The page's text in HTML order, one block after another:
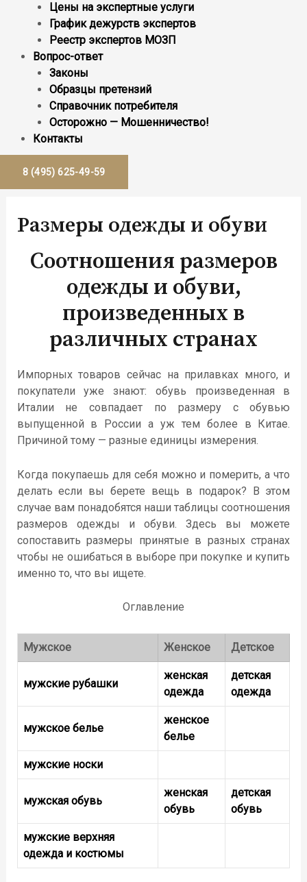
Цены на экспертные услуги
График дежурств экспертов
Реестр экcпертов МОЗП
Вопрос-ответ
Законы
Образцы претензий
Справочник потребителя
Осторожно — Мошенничество!
Контакты
8 (495) 625-49-59
Размеры одежды и обуви
Соотношения размеров
одежды и обуви,
произведенных в
различных странах
Импорных товаров сейчас на прилавках много, и
покупатели уже знают: обувь произведенная в
Италии не совпадает по размеру с обувью
выпущенной в России а уж тем более в Китае.
Причиной тому — разные единицы измерения.
Когда покупаешь для себя можно и померить, а что
делать если вы берете вещь в подарок? В этом
случае вам понадобятся наши таблицы соотношения
размеров одежды и обуви. Здесь вы можете
сопоставить размеры принятые в разных странах
чтобы не ошибаться в выборе при покупке и купить
именно то, что вы ищете.
Оглавление
Мужское Женское Детское
мужские рубашки
женская
одежда
детская
одежда
мужское белье
женское
белье
мужские носки
мужская обувь
женская
обувь
детская
обувь
мужские верхняя
одежда и костюмы